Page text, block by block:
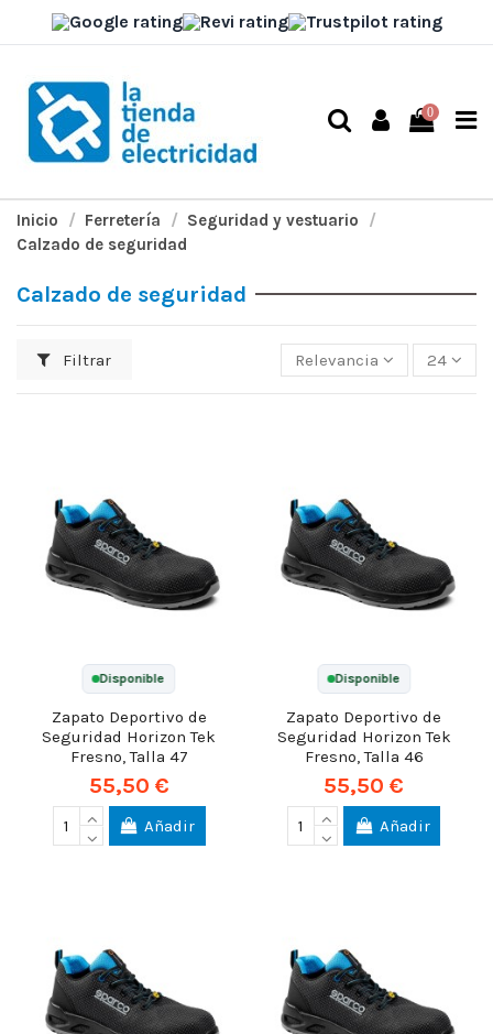
0
Inicio Ferretería
Seguridad y vestuario
Calzado de seguridad
Calzado de seguridad
Filtrar Relevancia 24
Disponible
Zapato Deportivo de
Seguridad Horizon Tek
Fresno, Talla 47
55,50 €
Añadir
Disponible
Zapato Deportivo de
Seguridad Horizon Tek
Fresno, Talla 46
55,50 €
Añadir